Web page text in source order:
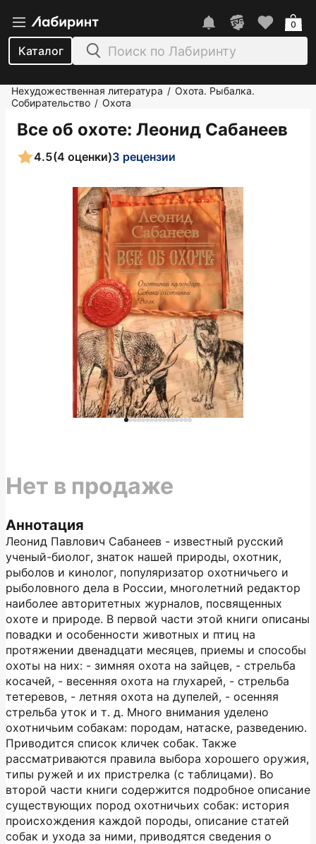
Каталог
0
Нехудожественная литература / Охота. Рыбалка.
Собирательство / Охота
Все об охоте: Леонид Сабанеев
4.5(4 оценки)3 рецензии
Аннотация
Леонид Павлович Сабанеев - известный русский
ученый-биолог, знаток нашей природы, охотник,
рыболов и кинолог, популяризатор охотничьего и
рыболовного дела в России, многолетний редактор
наиболее авторитетных журналов, посвященных
охоте и природе. В первой части этой книги описаны
повадки и особенности животных и птиц на
протяжении двенадцати месяцев, приемы и способы
охоты на них: - зимняя охота на зайцев, - стрельба
косачей, - весенняя охота на глухарей, - стрельба
тетеревов, - летняя охота на дупелей, - осенняя
стрельба уток и т. д. Много внимания уделено
охотничьим собакам: породам, натаске, разведению.
Приводится список кличек собак. Также
рассматриваются правила выбора хорошего оружия,
типы ружей и их пристрелка (с таблицами). Во
второй части книги содержится подробное описание
существующих пород охотничьих собак: история
происхождения каждой породы, описание статей
собак и ухода за ними, приводятся сведения о
Нет в продаже